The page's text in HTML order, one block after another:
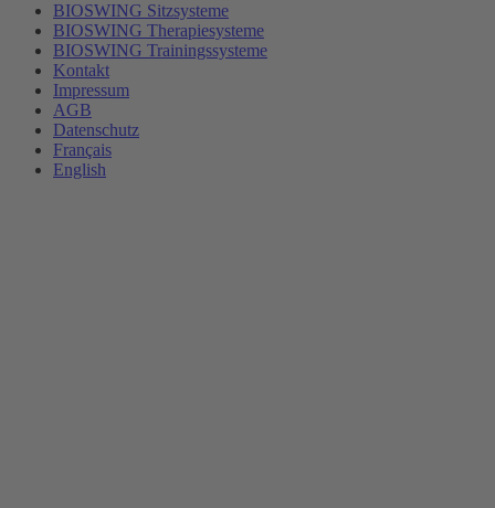
BIOSWING Sitzsysteme
BIOSWING Therapiesysteme
BIOSWING Trainingssysteme
Kontakt
Impressum
AGB
Datenschutz
Français
English